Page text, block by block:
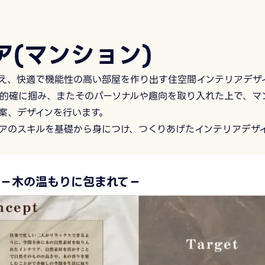
(マンション)
、快適で機能性の高い部屋を作り出す住空間インテリアデ
確に掴み、またそのパーソナルや趣向を取り入れた上で、
デザインを行います。
のスキルを基礎から身につけ、つくりあげたインテリアデ
の温もりに包まれて－